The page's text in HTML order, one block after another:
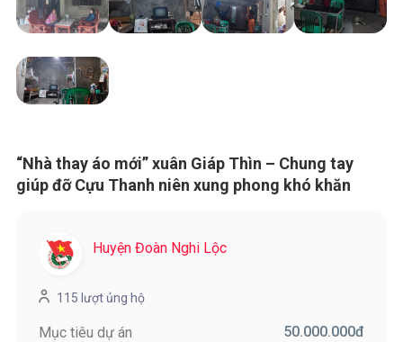
“Nhà thay áo mới” xuân Giáp Thìn – Chung tay
giúp đỡ Cựu Thanh niên xung phong khó khăn
Huyện Đoàn Nghi Lộc
115 lượt ủng hộ
Mục tiêu dự án 50.000.000đ